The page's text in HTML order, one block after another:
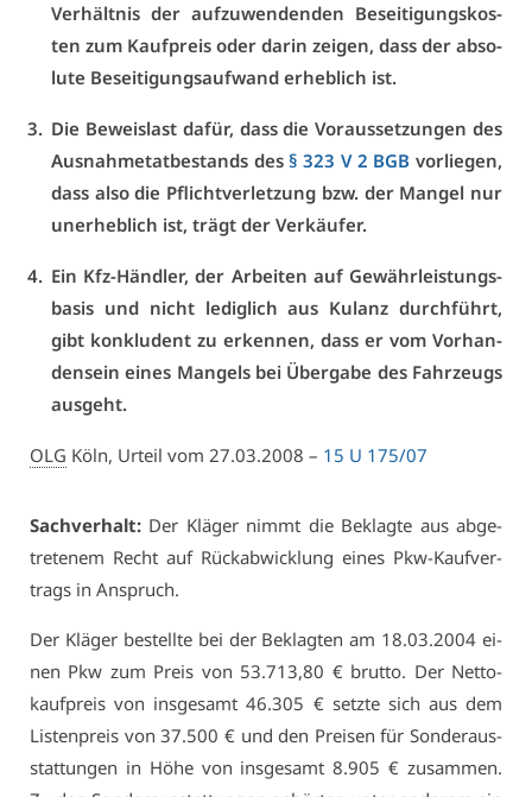
Ver­hält­nis der auf­zu­wen­den­den Be­sei­ti­gungs­kos­
ten zum Kauf­preis oder dar­in zei­gen, dass der ab­so­
lu­te Be­sei­ti­gungs­auf­wand er­heb­lich ist.
Die Be­weis­last da­für, dass die Vor­aus­set­zun­gen des
Aus­nah­me­tat­be­stands des§ 323 V 2 BGB vor­lie­gen,
dass al­so die Pflicht­ver­let­zung bzw. der Man­gel nur
un­er­heb­lich ist, trägt der Ver­käu­fer.
Ein Kfz-Händ­ler, der Ar­bei­ten auf Ge­währ­leis­tungs­
ba­sis und nicht le­dig­lich aus Ku­lanz durch­führt,
gibt kon­klu­dent zu er­ken­nen, dass er vom Vor­han­
den­sein ei­nes Man­gels bei Über­ga­be des Fahr­zeugs
aus­geht.
OLG Köln, Ur­teil vom 27.03.2008 – 15 U 175/07
Sach­ver­halt: Der Klä­ger nimmt die Be­klag­te aus ab­ge­
tre­te­nem Recht auf Rück­ab­wick­lung ei­nes Pkw-Kauf­ver­
trags in An­spruch.
Der Klä­ger be­stell­te bei der Be­klag­ten am 18.03.2004 ei­
nen Pkw zum Preis von 53.713,80 € brut­to. Der Net­to­
kauf­preis von ins­ge­samt 46.305 € setz­te sich aus dem
Lis­ten­preis von 37.500 € und den Prei­sen für Son­der­aus­
stat­tun­gen in Hö­he von ins­ge­samt 8.905 € zu­sam­men.